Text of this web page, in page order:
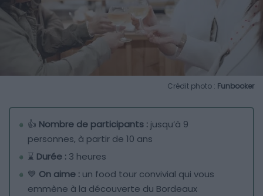
Crédit photo : Funbooker
👍 Nombre de participants : jusqu’à 9
personnes, à partir de 10 ans
⌛ Durée : 3 heures
💙 On aime : un food tour convivial qui vous
emmène à la découverte du Bordeaux